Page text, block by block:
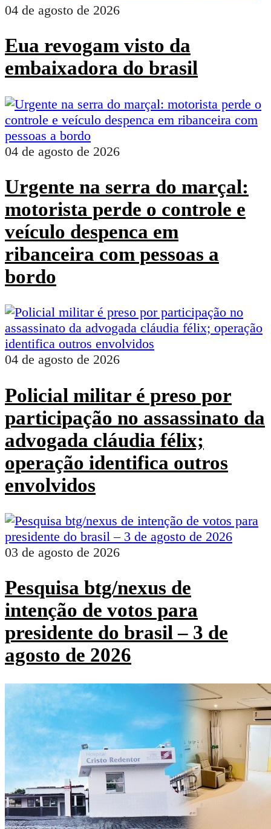
04 de agosto de 2026
Eua revogam visto da
embaixadora do brasil
04 de agosto de 2026
Urgente na serra do marçal:
motorista perde o controle e
veículo despenca em
ribanceira com pessoas a
bordo
04 de agosto de 2026
Policial militar é preso por
participação no assassinato da
advogada cláudia félix;
operação identifica outros
envolvidos
03 de agosto de 2026
Pesquisa btg/nexus de
intenção de votos para
presidente do brasil – 3 de
agosto de 2026